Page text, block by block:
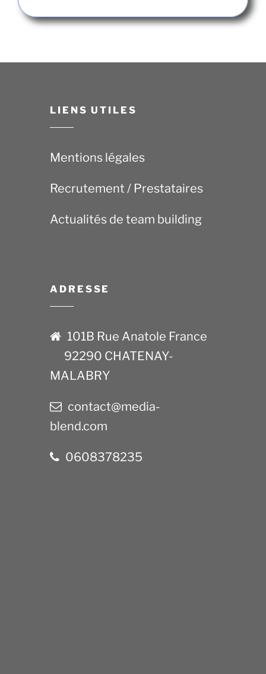
LIENS UTILES
Mentions légales
Recrutement / Prestataires
Actualités de team building
ADRESSE
101B Rue Anatole France
92290 CHATENAY-
MALABRY
contact@media-
blend.com
0608378235